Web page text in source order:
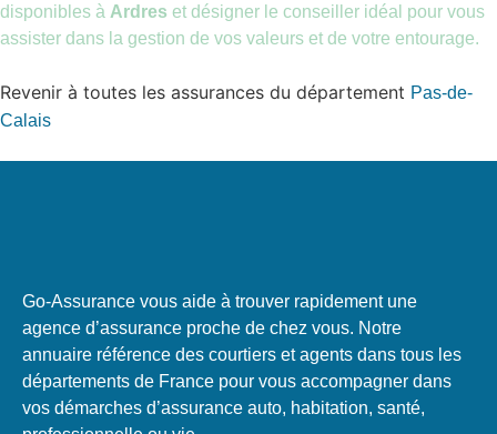
disponibles à Ardres et désigner le conseiller idéal pour vous
assister dans la gestion de vos valeurs et de votre entourage.
Revenir à toutes les assurances du département Pas-de-
Calais
Go-Assurance vous aide à trouver rapidement une
agence d’assurance proche de chez vous. Notre
annuaire référence des courtiers et agents dans tous les
départements de France pour vous accompagner dans
vos démarches d’assurance auto, habitation, santé,